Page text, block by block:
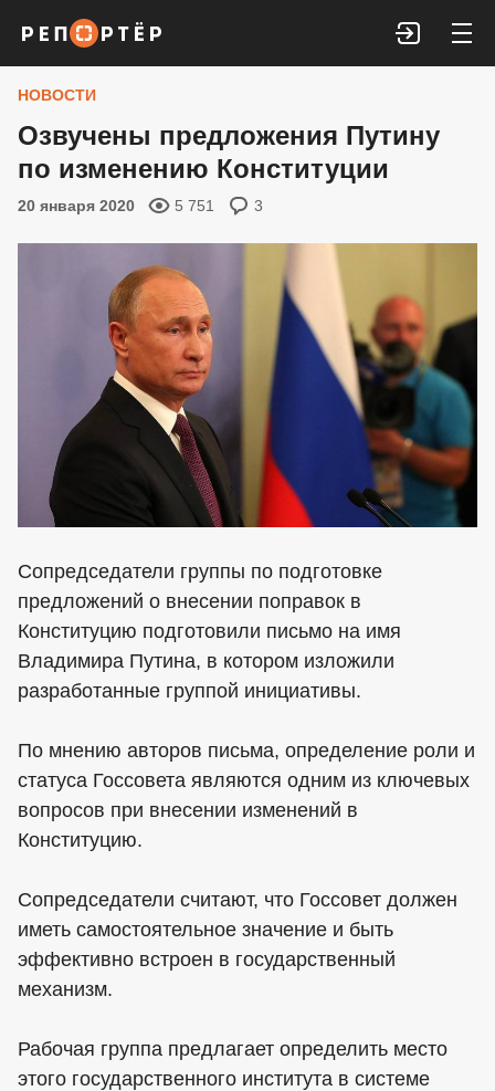
Войти
НОВОСТИ
Озвучены предложения Путину
по изменению Конституции
20 января 2020 5 751 3
Сопредседатели группы по подготовке
предложений о внесении поправок в
Конституцию подготовили письмо на имя
Владимира Путина, в котором изложили
разработанные группой инициативы.
По мнению авторов письма, определение роли и
статуса Госсовета являются одним из ключевых
вопросов при внесении изменений в
Конституцию.
Сопредседатели считают, что Госсовет должен
иметь самостоятельное значение и быть
эффективно встроен в государственный
механизм.
Рабочая группа предлагает определить место
этого государственного института в системе